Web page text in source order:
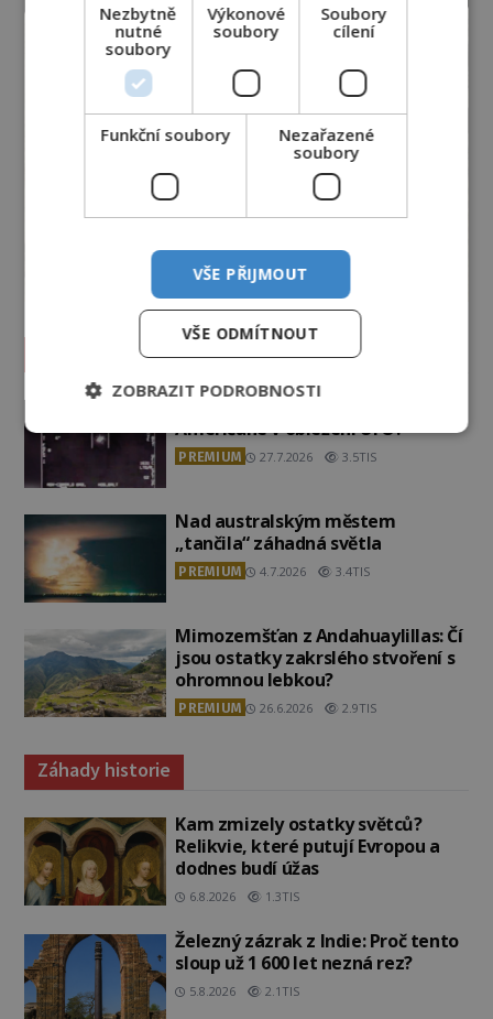
Vesmír a technologie
Američané v obležení UFO?
PREMIUM 27.7.2026 3.5TIS
Nad australským městem
„tančila“ záhadná světla
PREMIUM 4.7.2026 3.4TIS
Mimozemšťan z Andahuaylillas: Čí
jsou ostatky zakrslého stvoření s
ohromnou lebkou?
PREMIUM 26.6.2026 2.9TIS
Záhady historie
Kam zmizely ostatky světců?
Relikvie, které putují Evropou a
dodnes budí úžas
6.8.2026 1.3TIS
Železný zázrak z Indie: Proč tento
sloup už 1 600 let nezná rez?
5.8.2026 2.1TIS
Nezbytně
nutné
soubory
Výkonové
soubory
Soubory
cílení
Funkční soubory
Nezařazené
soubory
VŠE PŘIJMOUT
VŠE ODMÍTNOUT
ZOBRAZIT PODROBNOSTI